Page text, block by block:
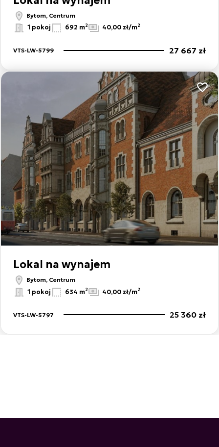
Bytom, Centrum
1 pokoj 692 m2 40,00 zł/m2
VTS-LW-5799 27 667 zł
Lokal na wynajem
Bytom, Centrum
1 pokoj 634 m2 40,00 zł/m2
VTS-LW-5797 25 360 zł